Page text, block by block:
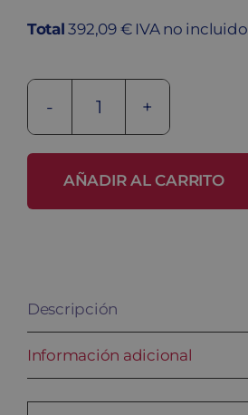
Total 392,09 € IVA no incluido
Armario
ARM08
AÑADIR AL CARRITO
Descripción
Información adicional